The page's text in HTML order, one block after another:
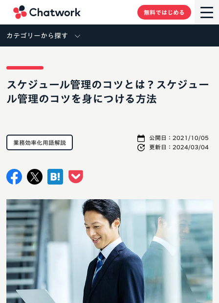
無料ではじめる
カテゴリーから探す
スケジュール管理のコツとは？スケジュー
ル管理のコツを身につける方法
公開日： 2021/10/05
更新日： 2024/03/04
業務効率化用語解説